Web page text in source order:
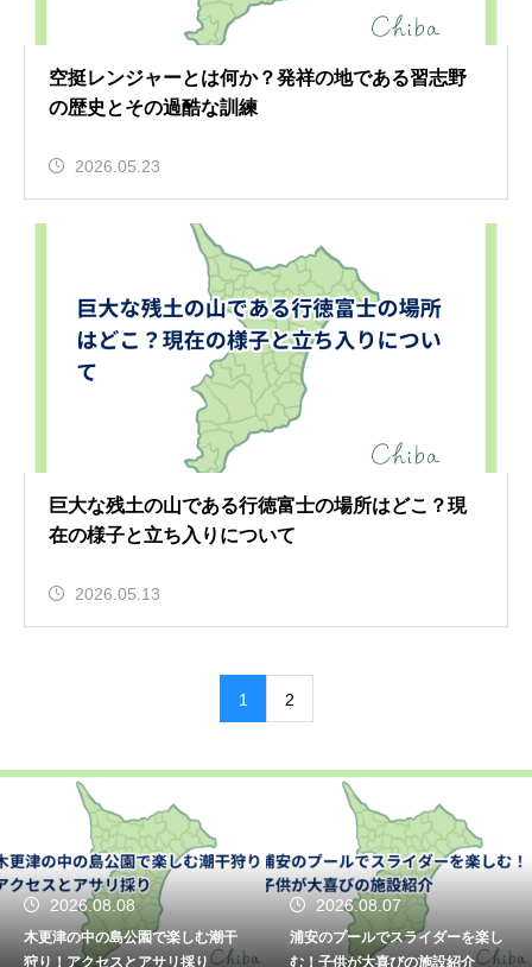
空挺レンジャーとは何か？発祥の地である習志野
の歴史とその過酷な訓練
2026.05.23
巨大な残土の山である行徳富士の場所はどこ？現
在の様子と立ち入りについて
2026.05.13
1 2
2026.08.08
津の中の島公園で楽しむ潮干
！アクセスとアサリ採り
2026.08.07
浦安のプールでスライダーを楽し
む！子供が大喜びの施設紹介
ッ